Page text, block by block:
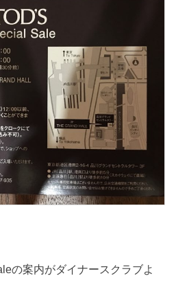
の案内がダイナースクラブよ